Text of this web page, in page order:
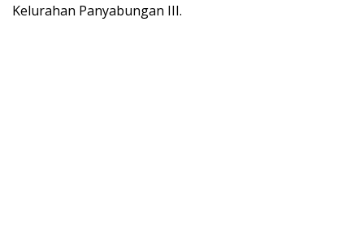
Kelurahan Panyabungan III.